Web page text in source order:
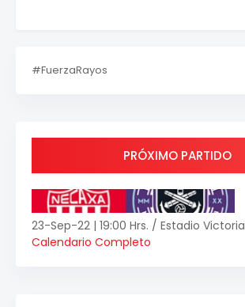
#FuerzaRayos
PRÓXIMO PARTIDO
23-Sep-22 | 19:00 Hrs. / Estadio Victoria
Calendario Completo